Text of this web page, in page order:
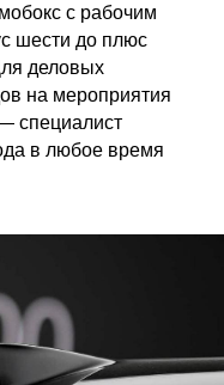
с рабочим
шести до плюс
деловых
на мероприятия
специалист
в любое время